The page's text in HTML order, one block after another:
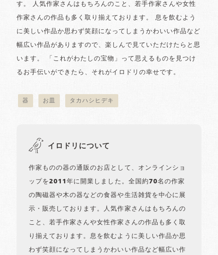
す。 人気作家さんはもちろんのこと、若手作家さんや女性
作家さんの作品も多く取り揃えております。 息を飲むよう
に美しい作品か思わず笑顔になってしまうかわいい作品など
幅広い作品がありますので、楽しんで見ていただけたらと思
います。 「これがわたしの宝物」って思えるものを見つけ
るお手伝いができたら、それがイロドリの幸せです。
器 お皿 タカハシヒデキ
イロドリについて
作家ものの器の通販のお店として、オンラインショ
ップを2011年に開業しました。全国約70名の作家
の陶磁器や木の器などの食器や生活雑貨を中心に展
示・販売しております。人気作家さんはもちろんの
こと、若手作家さんや女性作家さんの作品も多く取
り揃えております。息を飲むように美しい作品か思
わず笑顔になってしまうかわいい作品など幅広い作